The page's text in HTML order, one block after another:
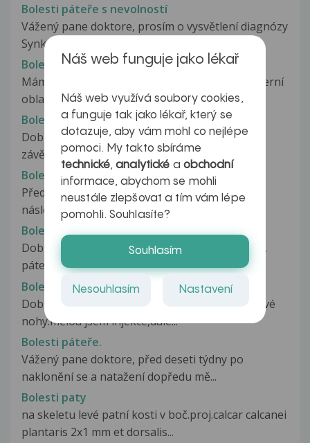
Bolesti páteře s nevolností
Vážený pane doktore, prosím o vysvětlení diagnózy
Synkonvexní skolióza přechodu...
Bolesti páteře v bederní oblasti
Mám už několik let bolesti páteře hlavně v bederní
oblasti. CT: ploténka L5-S1přesahuje...
Bolesti páteře v oblasti pánve
Dobrý den , mohli byste mi přeložit do češtiny
závěr rtg vyšetření LS + Pánev: dextrolioza...
Bolesti páteře, bolesti hrudníku
Před rokem jsem měla silnou blokaci páteře s
následným propichováním do hrudníku...
Bolesti páteře, výsledek RTG
Dobrý den, mám bolesti v oblasti Hrud. a beder.
páteři. Výsledky RTG: lehká...
Bolesti páteře.
Dobrý den.Mám bolesti páteře které střílí do lévé
nohy.měloa jsem injekce,dále...
Bolesti páteře.
Vážený pane doktore, před deseti týdny po
naklonění se a natažení dopředu mě...
Bolesti paty
na skeletu levé patní kosti v boč.proj.calcar calcanei
plantaris 2x1 mm et dorsalis...
Náš web funguje jako lékař
Náš web využívá soubory cookies,
a funguje tak jako lékař, který se
dotazuje, aby vám mohl co nejlépe
pomoci. My takto sbíráme
technické,analytické a obchodní
informace, abychom se mohli
neustále zlepšovat a tím vám lépe
pomohli. Souhlasíte?
Souhlasím
Nesouhlasím Nastavení